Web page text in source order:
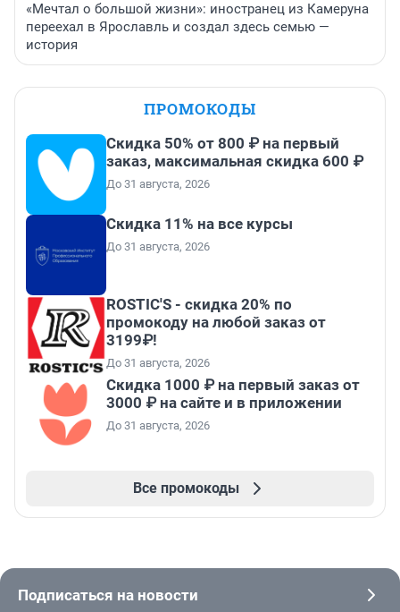
«Мечтал о большой жизни»: иностранец из Камеруна
переехал в Ярославль и создал здесь семью —
история
ПРОМОКОДЫ
Скидка 50% от 800 ₽ на первый
заказ, максимальная скидка 600 ₽
До 31 августа, 2026
Скидка 11% на все курсы
До 31 августа, 2026
ROSTIC'S - скидка 20% по
промокоду на любой заказ от
3199₽!
До 31 августа, 2026
Скидка 1000 ₽ на первый заказ от
3000 ₽ на сайте и в приложении
До 31 августа, 2026
Все промокоды
Подписаться на новости